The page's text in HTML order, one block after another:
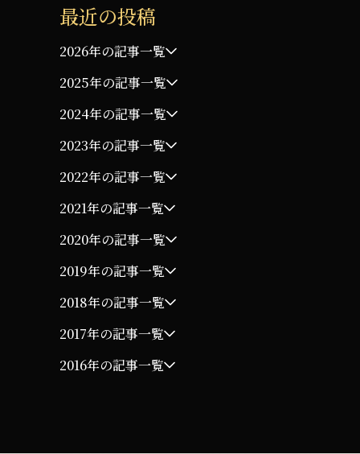
最近の投稿
2026年の記事一覧
2025年の記事一覧
2024年の記事一覧
2023年の記事一覧
2022年の記事一覧
2021年の記事一覧
2020年の記事一覧
2019年の記事一覧
2018年の記事一覧
2017年の記事一覧
2016年の記事一覧